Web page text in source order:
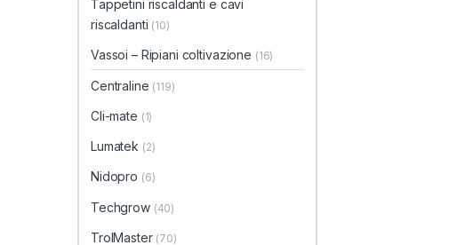
Tappetini riscaldanti e cavi
riscaldanti (10)
Vassoi – Ripiani coltivazione (16)
Centraline (119)
Cli-mate (1)
Lumatek (2)
Nidopro (6)
Techgrow (40)
TrolMaster (70)